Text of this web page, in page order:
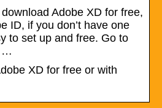
Adobe XD for free,
ID, if you don’t have one
to set up and free. Go to
…
XD for free or with